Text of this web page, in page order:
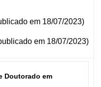
em 18/07/2023)
em 18/07/2023)
Doutorado em